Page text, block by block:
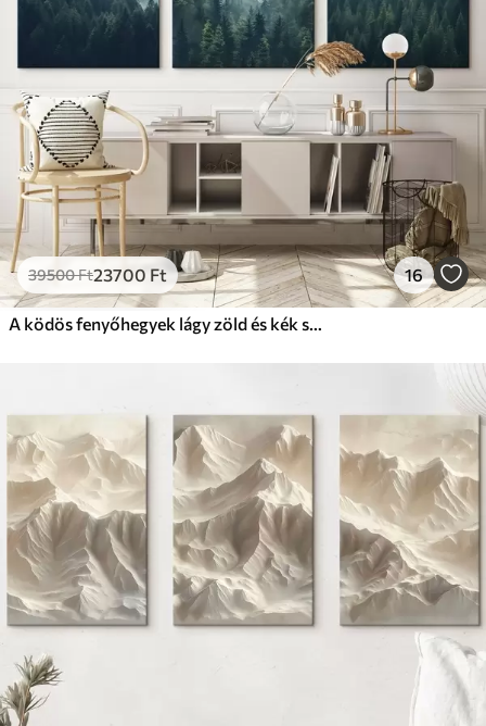
29625 Ft
✓Élénk, gazdag színek
✓ Fakulásálló
✓Biztonságos, szagtalan tinta
✓Vászonhatású felület
✗Környezetbarát anyag
Eco-Prémium
Tól37215Ft
✓Élénk, gazdag színek
✓Fakulásálló
39500Ft23700 Ft 16
A ködös fenyőhegyek lágy zöld és kék színekkel borítottak